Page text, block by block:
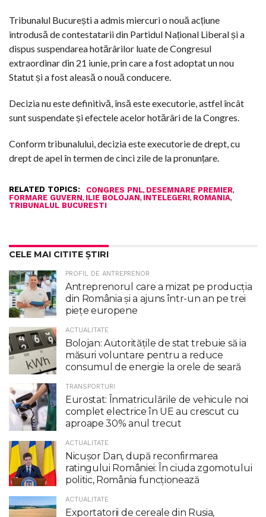
Tribunalul București a admis miercuri o nouă acțiune
introdusă de contestatarii din Partidul Național Liberal și a
dispus suspendarea hotărârilor luate de Congresul
extraordinar din 21 iunie, prin care a fost adoptat un nou
Statut și a fost aleasă o nouă conducere.
Decizia nu este definitivă, însă este executorie, astfel încât
sunt suspendate și efectele acelor hotărâri de la Congres.
Conform tribunalului, decizia este executorie de drept, cu
drept de apel în termen de cinci zile de la pronunțare.
RELATED TOPICS: CONGRES PNL, DESEMNARE PREMIER,
FORMARE GUVERN, ILIE BOLOJAN, INTELEGERI, ROMANIA,
TRIBUNALUL BUCURESTI
CELE MAI CITITE ȘTIRI
PROFIL DE ANTREPRENOR
Antreprenorul care a mizat pe producția
din România și a ajuns într-un an pe trei
piețe europene
ACTUALITATE
Bolojan: Autoritățile de stat trebuie să ia
măsuri voluntare pentru a reduce
consumul de energie la orele de seară
TRANSPORTURI
Eurostat: Înmatriculările de vehicule noi
complet electrice în UE au crescut cu
aproape 30% anul trecut
ACTUALITATE
Nicuşor Dan, după reconfirmarea
ratingului României: În ciuda zgomotului
politic, România funcţionează
ACTUALITATE
Exportatorii de cereale din Rusia,